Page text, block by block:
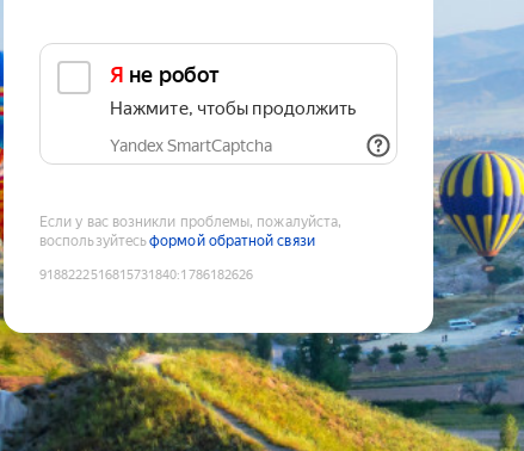
Я не робот
Нажмите, чтобы продолжить
Yandex SmartCaptcha
Если у вас возникли проблемы, пожалуйста,
воспользуйтесьформой обратной связи
9188222516815731840:1786182626